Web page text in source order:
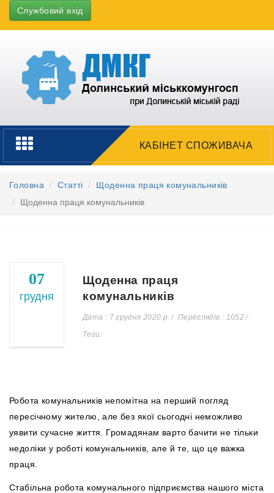
Службовий вхід
Toggle
navigation
КАБІНЕТ СПОЖИВАЧА
Головна Статті
Щоденна праця комунальників
Щоденна праця комунальників
07
грудня
Щоденна праця
комунальників
Дата : 7 грудня 2020 р.
Переглядів : 1052
Теги:
Робота комунальників непомітна на перший погляд
пересічному жителю, але без якої сьогодні неможливо
уявити сучасне життя. Громадянам варто бачити не тільки
недоліки у роботі комунальників, але й те, що це важка
праця.
Стабільна робота комунального підприємства нашого міста